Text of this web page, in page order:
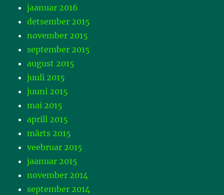
jaanuar 2016
detsember 2015
november 2015
september 2015
august 2015
juuli 2015
juuni 2015
mai 2015
aprill 2015
märts 2015
veebruar 2015
jaanuar 2015
november 2014
september 2014